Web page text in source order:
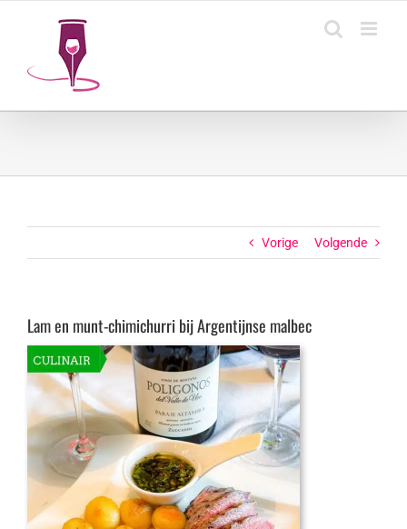
Vorige Volgende
Lam en munt-chimichurri bij Argentijnse malbec